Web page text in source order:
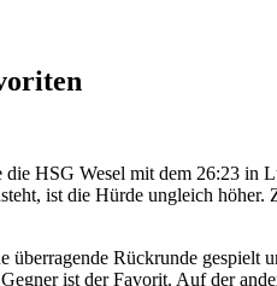
HSG Wesel mit dem 26:23
ist die Hürde ungleich
Rückrunde gespielt
ist der Favorit. Auf der